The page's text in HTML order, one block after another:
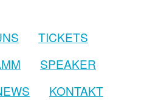
TICKETS
SPEAKER
KONTAKT